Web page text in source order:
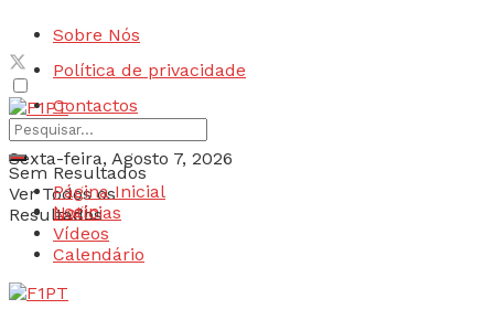
Sobre Nós
Política de privacidade
Contactos
Sexta-feira, Agosto 7, 2026
Login
Sem Resultados
Ver Todos os
Resultados
Página Inicial
Notícias
Vídeos
Calendário